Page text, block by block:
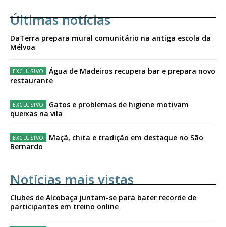
Últimas notícias
DaTerra prepara mural comunitário na antiga escola da
Mélvoa
Água de Madeiros recupera bar e prepara novo
restaurante
Gatos e problemas de higiene motivam
queixas na vila
Maçã, chita e tradição em destaque no São
Bernardo
Notícias mais vistas
Clubes de Alcobaça juntam-se para bater recorde de
participantes em treino online